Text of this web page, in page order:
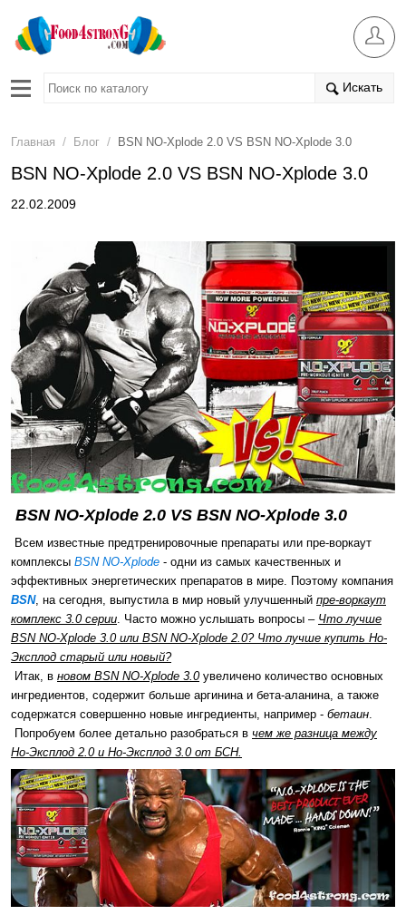
Искать
Главная / Блог / BSN NO-Xplode 2.0 VS BSN NO-Xplode 3.0
BSN NO-Xplode 2.0 VS BSN NO-Xplode 3.0
22.02.2009
BSN NO-Xplode 2.0 VS BSN NO-Xplode 3.0
Всем известные предтренировочные препараты или пре-воркаут
комплексы BSN NO-Xplode - одни из самых качественных и
эффективных энергетических препаратов в мире. Поэтому компания
BSN, на сегодня, выпустила в мир новый улучшенный пре-воркаут
комплекс 3.0 серии . Часто можно услышать вопросы – Что лучше
BSN NO-Xplode 3.0 или BSN NO-Xplode 2.0? Что лучше купить Но-
Эксплод старый или новый?
Итак, в новом BSN NO-Xplode 3.0увеличено количество основных
ингредиентов, содержит больше аргинина и бета-аланина, а также
содержатся совершенно новые ингредиенты, например - бетаин
Попробуем более детально разобраться в чем же разница между
Но-Эксплод 2.0 и Но-Эксплод 3.0 от БСН.